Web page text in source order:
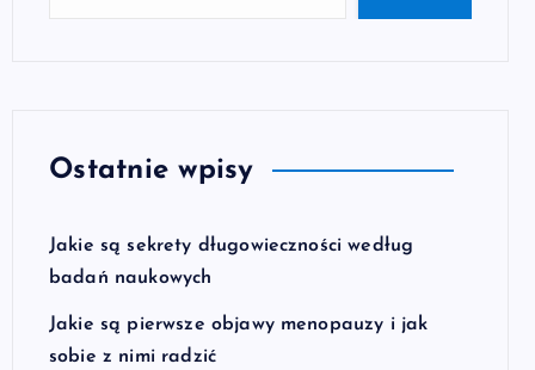
Ostatnie wpisy
Jakie są sekrety długowieczności według
badań naukowych
Jakie są pierwsze objawy menopauzy i jak
sobie z nimi radzić